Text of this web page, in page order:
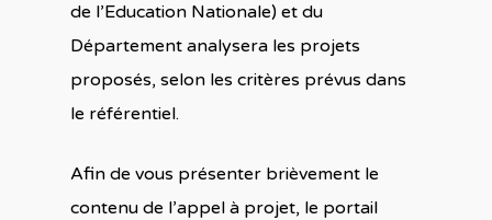
de l’Education Nationale) et du
Département analysera les projets
proposés, selon les critères prévus dans
le référentiel.
Afin de vous présenter brièvement le
contenu de l’appel à projet, le portail